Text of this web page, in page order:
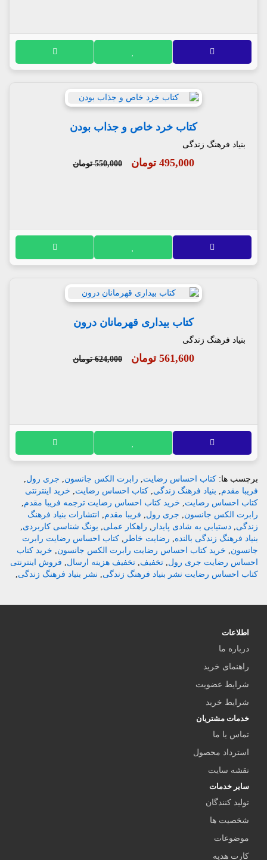
کتاب خرد خاص و جذاب بودن
بنیاد فرهنگ زندگی
495,000 تومان 550,000 تومان
کتاب بیداری قهرمانان درون
بنیاد فرهنگ زندگی
561,600 تومان 624,000 تومان
برچسب ها: کتاب احساس رضایت, رابرت الکس جانسون, جری رول,
فریبا مقدم, بنیاد فرهنگ زندگی, کتاب احساس رضایت, خرید اینترنتی
کتاب احساس رضایت, خرید کتاب احساس رضایت ترجمه فریبا مقدم,
رابرت الکس جانسون, جری رول, فریبا مقدم,
انتشارات بنیاد فرهنگ
زندگی, دستیابی به شادی پایدار , راهکار عملی, یونگ شناسی کاربردی,
بنیاد فرهنگ زندگی بالنده, رضایت خاطر , کتاب احساس رضایت رابرت
جانسون, خرید کتاب احساس رضایت رابرت الکس جانسون, خرید کتاب
احساس رضایت جری رول, تخفیف, تخفیف هزینه ارسال, فروش اینترنتی
کتاب احساس رضایت نشر بنیاد فرهنگ زندگی, نشر بنیاد فرهنگ زندگی,
اطلاعات
درباره ما
راهنمای خرید
شرایط عضویت
شرایط خرید
خدمات مشتریان
تماس با ما
استرداد محصول
نقشه سایت
سایر خدمات
تولید کنندگان
شخصیت ها
موضوعات
کارت هدیه